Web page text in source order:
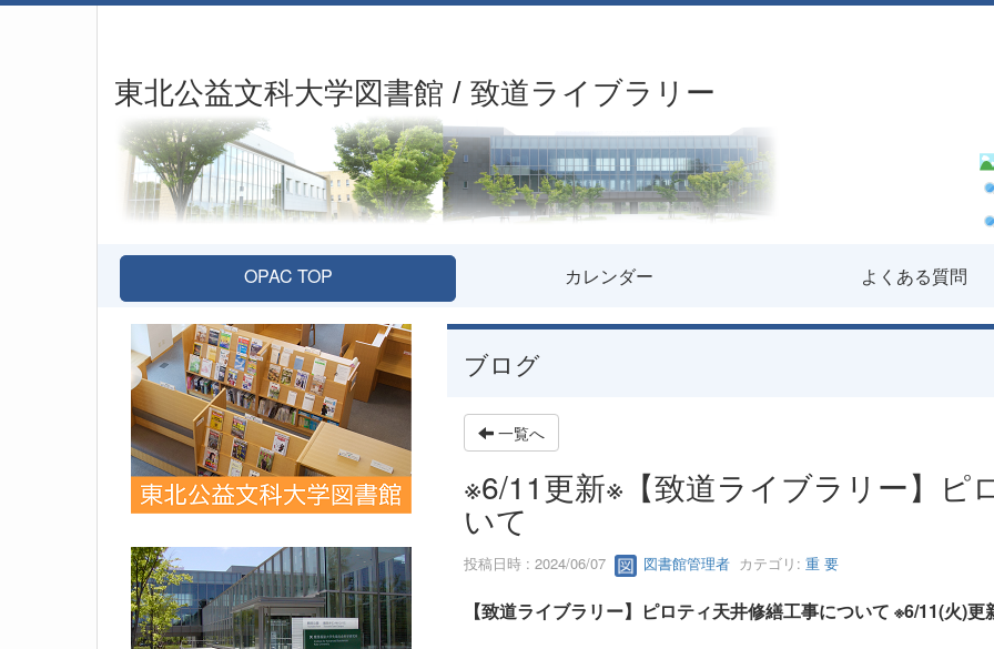
東北公益文科大学図書館 / 致道ライブラリー
OPAC TOP カレンダー よくある質問
ブログ
一覧へ
※6/11更新※【致道ライブラリー】ピ
いて
投稿日時 : 2024/06/07 図書館管理者カテゴリ: 重 要
【致道ライブラリー】ピロティ天井修繕工事について ※6/11(火)更